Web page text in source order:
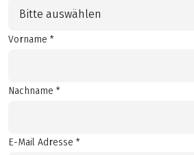
Bitte auswählen
Vorname *
Nachname *
E-Mail Adresse *